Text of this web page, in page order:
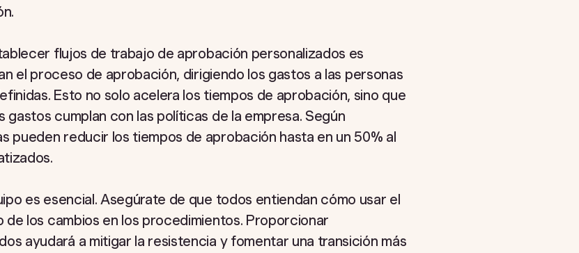
flujos de trabajo de aprobación personalizados es
el proceso de aprobación, dirigiendo los gastos a las personas
Esto no solo acelera los tiempos de aprobación, sino que
gastos cumplan con las políticas de la empresa. Según
pueden reducir los tiempos de aprobación hasta en un 50% al
es esencial. Asegúrate de que todos entiendan cómo usar el
de los cambios en los procedimientos. Proporcionar
ayudará a mitigar la resistencia y fomentar una transición más